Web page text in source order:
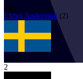
124
Elmer Andersson (2)
SWE
2